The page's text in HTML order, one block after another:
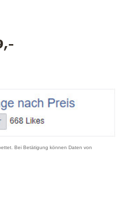
Bei Betätigung können Daten von